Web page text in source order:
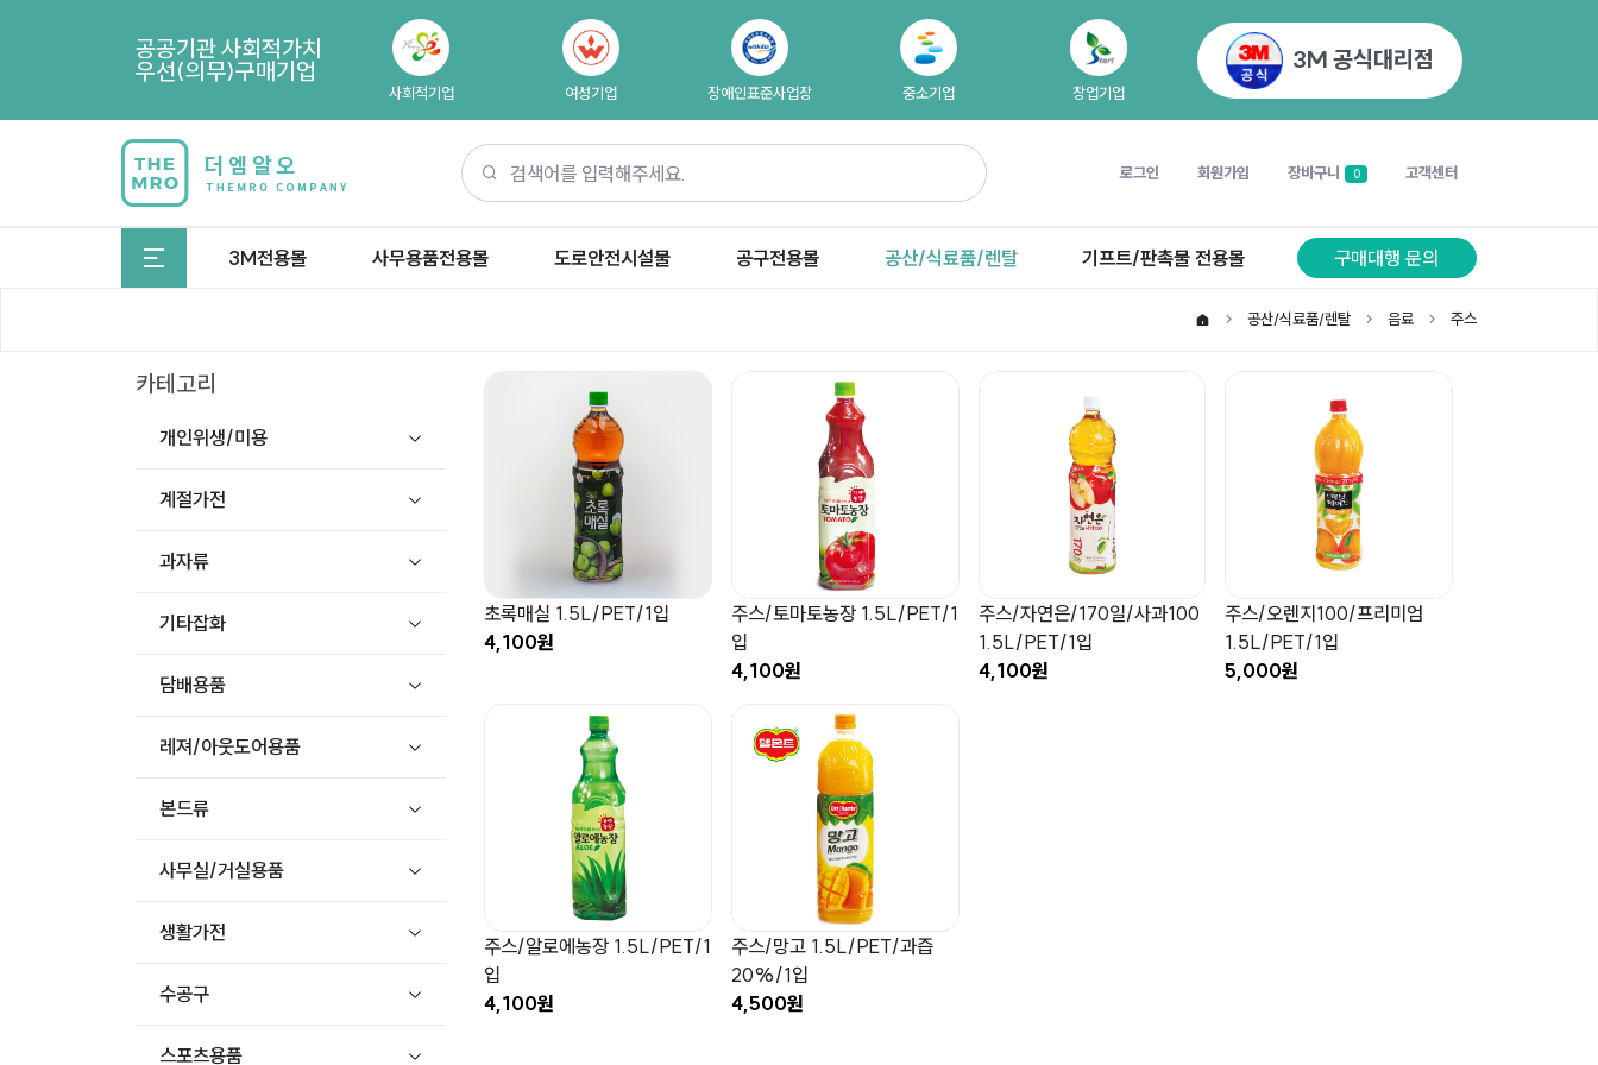
공공기관 사회적가치
우선(의무)구매기업
사회적기업 여성기업 장애인표준사업장 중소기업 창업기업
3M 공식대리점
로그인 회원가입 장바구니 0 고객센터
3M전용몰 사무용품전용몰 도로안전시설물 공구전용몰 공산/식료품/렌탈 기프트/판촉물 전용몰 구매대행 문의
공산/식료품/렌탈 음료 주스
카테고리
개인위생/미용
계절가전
과자류
기타잡화
담배용품
레져/아웃도어용품
본드류
사무실/거실용품
생활가전
수공구
스포츠용품
초록매실 1.5L/PET/1입
4,100원
주스/토마토농장 1.5L/PET/1
입
4,100원
주스/자연은/170일/사과100
1.5L/PET/1입
4,100원
주스/오렌지100/프리미엄
1.5L/PET/1입
5,000원
주스/알로에농장 1.5L/PET/1
입
4,100원
주스/망고 1.5L/PET/과즙
20%/1입
4,500원